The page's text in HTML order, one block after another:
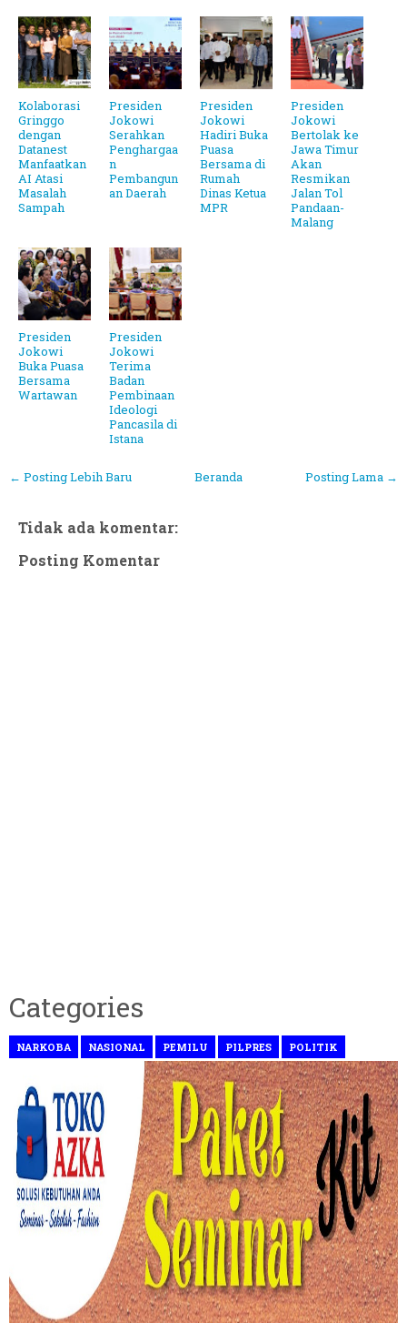
Kolaborasi
Gringgo
dengan
Datanest
Manfaatkan
AI Atasi
Masalah
Sampah
Presiden
Jokowi
Serahkan
Penghargaa
n
Pembangun
an Daerah
Presiden
Jokowi
Hadiri Buka
Puasa
Bersama di
Rumah
Dinas Ketua
MPR
Presiden
Jokowi
Bertolak ke
Jawa Timur
Akan
Resmikan
Jalan Tol
Pandaan-
Malang
Presiden
Jokowi
Buka Puasa
Bersama
Wartawan
Presiden
Jokowi
Terima
Badan
Pembinaan
Ideologi
Pancasila di
Istana
← Posting Lebih Baru Posting Lama →
Beranda
Tidak ada komentar:
Posting Komentar
Categories
NARKOBA NASIONAL PEMILU PILPRES POLITIK